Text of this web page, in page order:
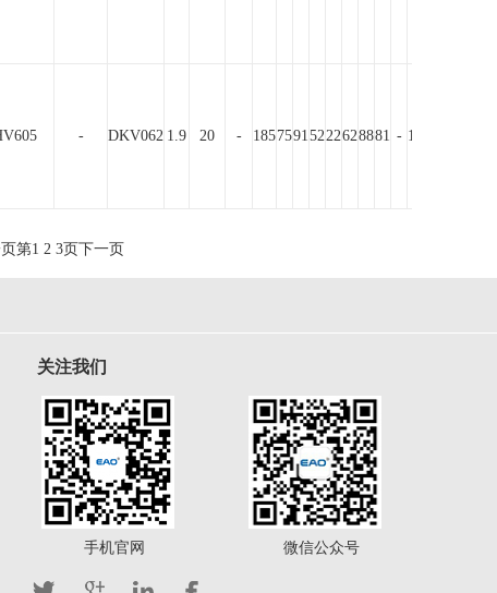
- DKV062 1.9 20 - 18575915222628881 - 10.5
第1 2 3页下一页
关注我们
手机官网 微信公众号